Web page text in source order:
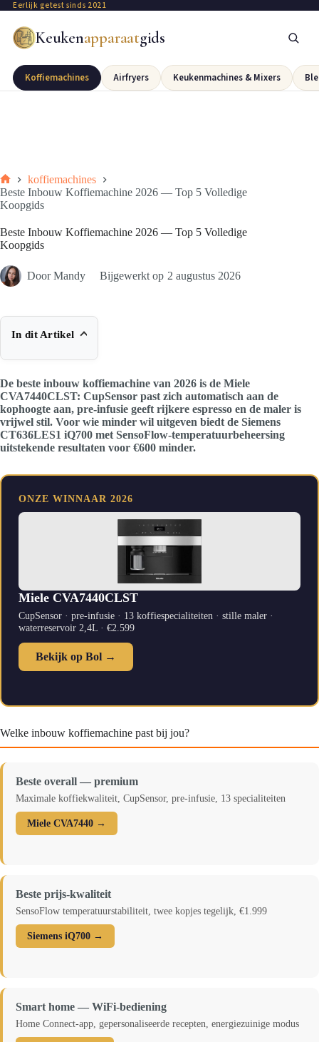
Eerlijk getest sinds 2021
Keukenapparaatgids
Koffiemachines Airfryers Keukenmachines & Mixers
koffiemachines
Beste Inbouw Koffiemachine 2026 — Top 5 Volledige
Koopgids
Beste Inbouw Koffiemachine 2026 — Top 5 Volledige
Koopgids
Door Mandy Bijgewerkt op 2 augustus 2026
In dit Artikel
De beste inbouw koffiemachine van 2026 is de Miele
CVA7440CLST: CupSensor past zich automatisch aan de
kophoogte aan, pre-infusie geeft rijkere espresso en de maler is
vrijwel stil. Voor wie minder wil uitgeven biedt de Siemens
CT636LES1 iQ700 met SensoFlow-temperatuurbeheersing
uitstekende resultaten voor €600 minder.
ONZE WINNAAR 2026
Miele CVA7440CLST
CupSensor · pre-infusie · 13 koffiespecialiteiten · stille maler ·
waterreservoir 2,4L · €2.599
Bekijk op Bol →
Welke inbouw koffiemachine past bij jou?
Beste overall — premium
Maximale koffiekwaliteit, CupSensor, pre-infusie, 13 specialiteiten
Miele CVA7440 →
Beste prijs-kwaliteit
SensoFlow temperatuurstabiliteit, twee kopjes tegelijk, €1.999
Siemens iQ700 →
Smart home — WiFi-bediening
Home Connect-app, gepersonaliseerde recepten, energiezuinige modus